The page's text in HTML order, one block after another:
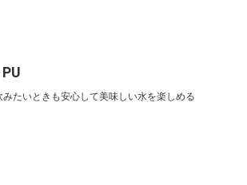
みたいときも安心して美味しい水を楽しめる